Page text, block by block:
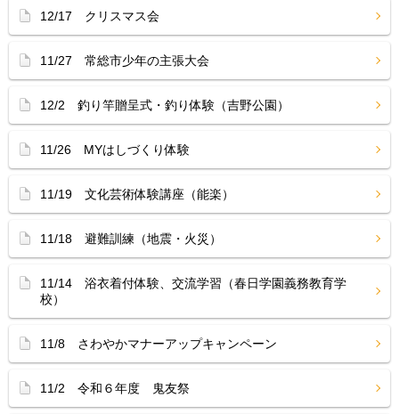
12/17 クリスマス会
11/27 常総市少年の主張大会
12/2 釣り竿贈呈式・釣り体験（吉野公園）
11/26 MYはしづくり体験
11/19 文化芸術体験講座（能楽）
11/18 避難訓練（地震・火災）
11/14 浴衣着付体験、交流学習（春日学園義務教育学
校）
11/8 さわやかマナーアップキャンペーン
11/2 令和６年度 鬼友祭